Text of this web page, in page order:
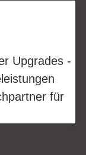
Upgrades -
für